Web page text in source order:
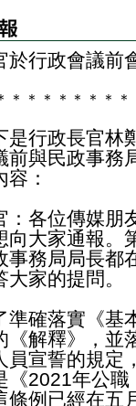
於行政會議前
＊ ＊ ＊ ＊ ＊ ＊ ＊ ＊
政長官林鄭
前與民政事務
容：
：各位傳媒朋
向大家通報。
事務局局長都
家的提問。
落實《基本
《解釋》，並
員宣誓的規定
《2021年公
條例已經在五